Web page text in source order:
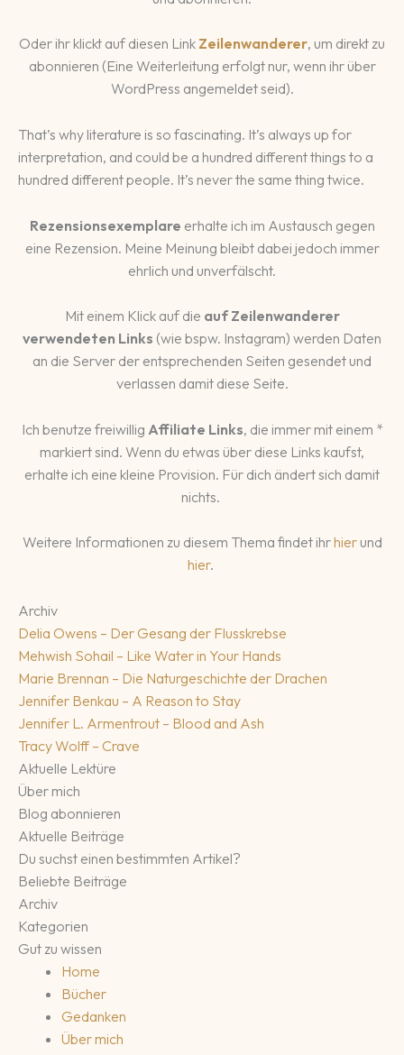
Oder ihr klickt auf diesen Link Zeilenwanderer, um direkt zu
abonnieren (Eine Weiterleitung erfolgt nur, wenn ihr über
WordPress angemeldet seid).
That’s why literature is so fascinating. It’s always up for
interpretation, and could be a hundred different things to a
hundred different people. It’s never the same thing twice.
Rezensionsexemplare erhalte ich im Austausch gegen
eine Rezension. Meine Meinung bleibt dabei jedoch immer
ehrlich und unverfälscht.
Mit einem Klick auf die auf Zeilenwanderer
verwendeten Links (wie bspw. Instagram) werden Daten
an die Server der entsprechenden Seiten gesendet und
verlassen damit diese Seite.
Ich benutze freiwillig Affiliate Links, die immer mit einem *
markiert sind. Wenn du etwas über diese Links kaufst,
erhalte ich eine kleine Provision. Für dich ändert sich damit
nichts.
Weitere Informationen zu diesem Thema findet ihrhierund
hier.
Archiv
Delia Owens – Der Gesang der Flusskrebse
Mehwish Sohail – Like Water in Your Hands
Marie Brennan – Die Naturgeschichte der Drachen
Jennifer Benkau – A Reason to Stay
Jennifer L. Armentrout – Blood and Ash
Tracy Wolff – Crave
Aktuelle Lektüre
Über mich
Blog abonnieren
Aktuelle Beiträge
Du suchst einen bestimmten Artikel?
Beliebte Beiträge
Archiv
Kategorien
Gut zu wissen
Home
Bücher
Gedanken
Über mich